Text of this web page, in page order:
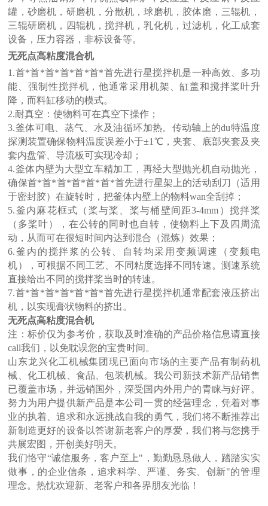
罐，砂磨机，研磨机，分散机，球磨机，胶体磨，三辊机，
三辊研磨机，四辊机，搅拌机，乳化机，过滤机，化工成套
设备，压力容器，非标设备等。
无死点高粘度混合机
1.首*首*首*首*首*首*首先进行星搅拌机是一种高效、多功
能、强制性搅拌机，他通常采用机架、缸盖和搅拌桨叶升
降，而料缸移动的模式。
2.耐真空：使物料可在真空下操作；
3.釜体可电、蒸气、水及油循环加热。传动轴上的du特温度
探测装置确保物料温度误差小于±1℃，夹套、底部夹套及夹
套内盘管、导流板可实现冷却；
4.釜体内壁为大型立车精加工，再经大型抛光机自动抛光，
确保首*首*首*首*首*首*首先进行星架上的活动刮刀（适用
于密封胶）在旋转时，把釜体内壁上的物料wan全刮掉；
5.釜内麻花框式（桨与桨、桨与桶壁间距3-4mm）搅拌桨
（多桨叶），在公转的同时也自转，使物料上下及四周流
动，从而可在很短时间内达到混合（混炼）效果；
6.釜内的搅拌浆的公转、自转均采用变频调速（变频电
机），可根据不同工艺、不同粘度选择不同转速。测速系统
直接给出不同的搅拌桨当时的转速。
7.首*首*首*首*首*首*首先进行星搅拌机通常配套液压挤出
机，以实现膏状物料的挤出。
无死点高粘度混合机
注：标价仅为参考价，获取及时准确的产品价格信息请直接
call我们，以免耽误您的宝贵时间。
山东龙兴化工机械集团现已面向市场的主要产品有制药机
械、化工机械、食品、包装机械。我公司新技术新产品销售
已覆盖市场，并远销国外，深受国内外用户的青睐与好评。
努力为用户提供新产品是本公司一贯的经营理念，凭着对事
业的执着、追求和永远挑战自我的勇气，我们将不断推荐出
新制造更好的设备以答谢新老客户的厚爱，我们将与您携手
共展宏图，开创美好明天。
我们恪守“诚信服务，客户至上"，勤勤恳恳做人，踏踏实实
做事，的企业信条，追求科学、严谨、务实、创新"的管理
理念。热忱欢迎新、老客户和各界朋友光临！